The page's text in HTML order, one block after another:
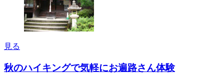
見る
秋のハイキングで気軽にお遍路さん体験